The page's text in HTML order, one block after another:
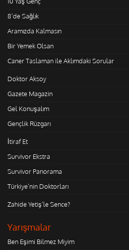
8'de Sağlık
Aramızda Kalmasın
Bir Yemek Olsan
Caner Taslaman ile Aklımdaki Sorular
Doktor Aksoy
Gazete Magazin
Gel Konuşalım
Gençlik Rüzgarı
İtiraf Et
Survivor Ekstra
Survivor Panorama
Türkiye'nin Doktorları
Zahide Yetiş'le Sence?
Yarışmalar
Ben Eşimi Bilmez Miyim